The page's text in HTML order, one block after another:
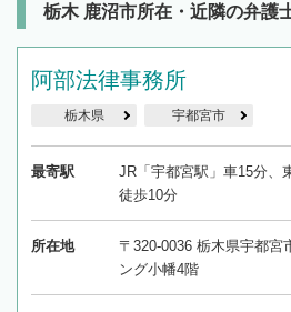
栃木 鹿沼市所在・近隣の弁護
阿部法律事務所
栃木県 宇都宮市
最寄駅
JR「宇都宮駅」車15分、
徒歩10分
所在地
〒320-0036 栃木県宇都宮
ング小幡4階